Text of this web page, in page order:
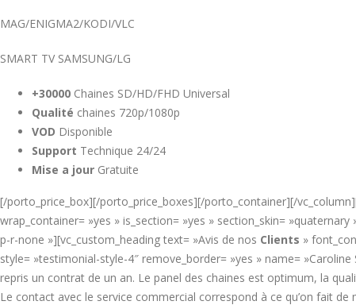
MAG/ENIGMA2/KODI/VLC
SMART TV SAMSUNG/LG
+30000 Chaines SD/HD/FHD Universal
Qualité chaines 720p/1080p
VOD Disponible
Support Technique 24/24
Mise a jour Gratuite
[/porto_price_box][/porto_price_boxes][/porto_container][/
wrap_container= »yes » is_section= »yes » section_skin=
p-r-none »][vc_custom_heading text= »Avis de nos Clients »
style= »testimonial-style-4″ remove_border= »yes » name=
repris un contrat de un an. Le panel des chaines est optimum, la
Le contact avec le service commercial correspond à ce qu’on fait